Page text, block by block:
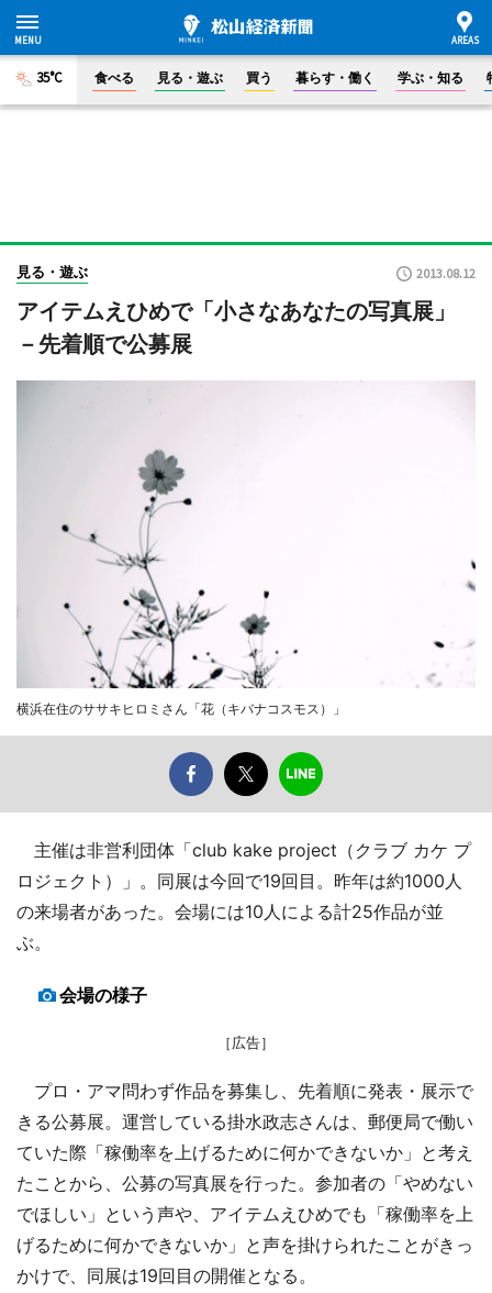
35°C 食べる 見る・遊ぶ 買う 暮らす・働く 学ぶ・知る
見る・遊ぶ 2013.08.12
アイテムえひめで「小さなあなたの写真展」
－先着順で公募展
横浜在住のササキヒロミさん「花（キバナコスモス）」
主催は非営利団体「club kake project（クラブ カケ プ
ロジェクト）」。同展は今回で19回目。昨年は約1000人
の来場者があった。会場には10人による計25作品が並
ぶ。
会場の様子
［広告］
プロ・アマ問わず作品を募集し、先着順に発表・展示で
きる公募展。運営している掛水政志さんは、郵便局で働い
ていた際「稼働率を上げるために何かできないか」と考え
たことから、公募の写真展を行った。参加者の「やめない
でほしい」という声や、アイテムえひめでも「稼働率を上
げるために何かできないか」と声を掛けられたことがきっ
かけで、同展は19回目の開催となる。